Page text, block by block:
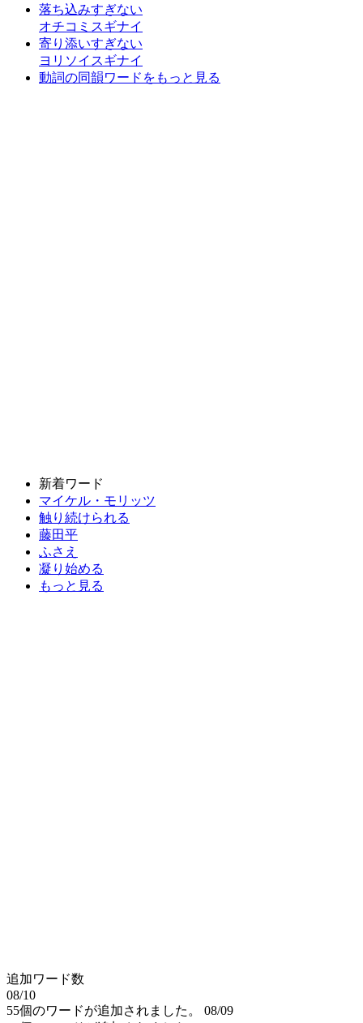
落ち込みすぎない
オチコミスギナイ
寄り添いすぎない
ヨリソイスギナイ
動詞の同韻ワードをもっと見る
新着ワード
マイケル・モリッツ
触り続けられる
藤田平
ふさえ
凝り始める
もっと見る
追加ワード数
08/10
55個のワードが追加されました。
08/09